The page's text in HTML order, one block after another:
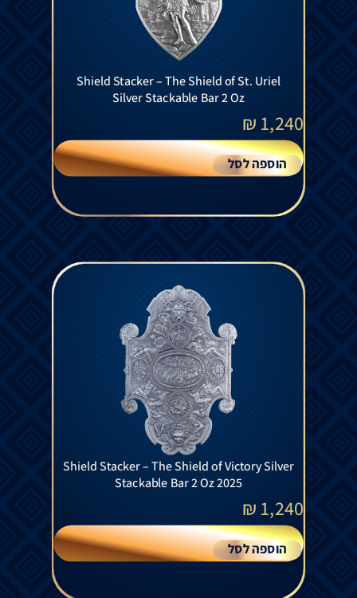
Shield Stacker – The Shield of St. Uriel
Silver Stackable Bar 2 Oz
1,240
₪
הוספה לסל
Shield Stacker – The Shield of Victory Silver
Stackable Bar 2 Oz 2025
1,240
₪
הוספה לסל